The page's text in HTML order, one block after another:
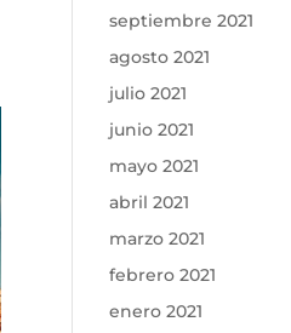
septiembre 2021
agosto 2021
julio 2021
junio 2021
mayo 2021
abril 2021
marzo 2021
febrero 2021
enero 2021